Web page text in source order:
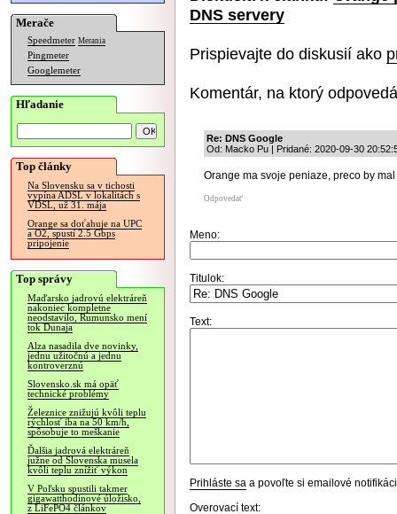
Merače
Speedmeter Merania
Pingmeter
Googlemeter
Hľadanie
Top články
Na Slovensku sa v tichosti
vypína ADSL v lokalitách s
VDSL, už 31. mája
Orange sa doťahuje na UPC
a O2, spustí 2.5 Gbps
pripojenie
Top správy
Maďarsko jadrovú elektráreň
nakoniec kompletne
neodstavilo, Rumunsko mení
tok Dunaja
Alza nasadila dve novinky,
jednu užitočnú a jednu
kontroverznú
Slovensko.sk má opäť
technické problémy
Železnice znižujú kvôli teplu
rýchlosť iba na 50 km/h,
spôsobuje to meškanie
Ďalšia jadrová elektráreň
južne od Slovenska musela
kvôli teplu znížiť výkon
V Poľsku spustili takmer
gigawatthodinové úložisko,
z LiFePO4 článkov
DNS servery
Prispievajte do diskusií ako
Komentár, na ktorý
Re: DNS Google
Od: Macko Pu | Pridané: 2020-09-30
Orange ma svoje peniaze, preco by
Odpovedať
Meno:
Titulok:
Text:
Prihláste sa a povoľte si emailové
Overovací text: